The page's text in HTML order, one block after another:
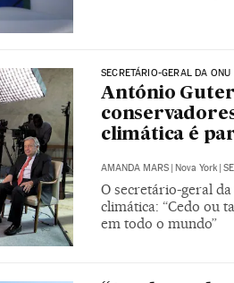
SECRETÁRIO-GERAL DA ONU
António
climática é
AMANDA MARS | Nova York |
O secretário-geral
climática: “Cedo ou
em todo o mundo”